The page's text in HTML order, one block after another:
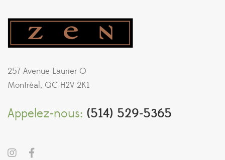
257 Avenue Laurier O
Montréal, QC H2V 2K1
Appelez-nous: (514) 529-5365